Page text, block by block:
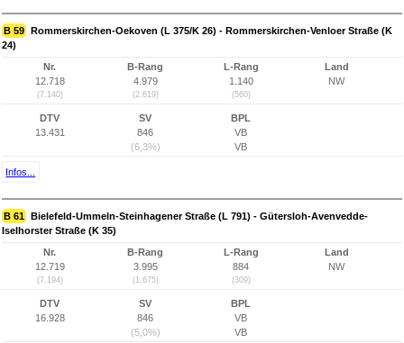
B 59 Rommerskirchen-Oekoven (L 375/K 26) - Rommerskirchen-Venloer Straße (K
24)
Nr.
12.718
(7.140)
B-Rang
4.979
(2.619)
L-Rang
1.140
(560)
Land
NW
DTV
13.431
SV
846
(6,3%)
BPL
VB
VB
Infos...
B 61 Bielefeld-Ummeln-Steinhagener Straße (L 791) - Gütersloh-Avenvedde-
Iselhorster Straße (K 35)
Nr.
12.719
(7.194)
B-Rang
3.995
(1.675)
L-Rang
884
(309)
Land
NW
DTV
16.928
SV
846
(5,0%)
BPL
VB
VB